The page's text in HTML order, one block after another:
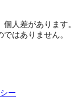
人差があります。
はありません。
ー